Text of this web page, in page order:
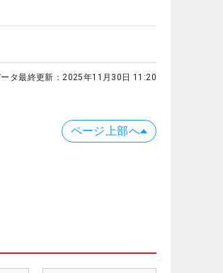
タ最終更新： 2025年11月30日 11:20
ページ上部へ